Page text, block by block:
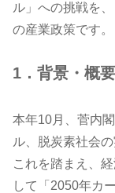
ル」への挑戦を
の産業政策です。
1．背景・概要
本年10月、菅内
ル、脱炭素社会
これを踏まえ、
して「2050年カ